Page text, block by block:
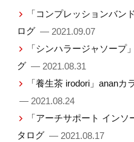
「コンプレッションバン
ログ — 2021.09.07
「シンハラージャソープ
グ — 2021.08.31
「養生茶 irodori」anan
— 2021.08.24
「アーチサポート イン
タログ — 2021.08.17